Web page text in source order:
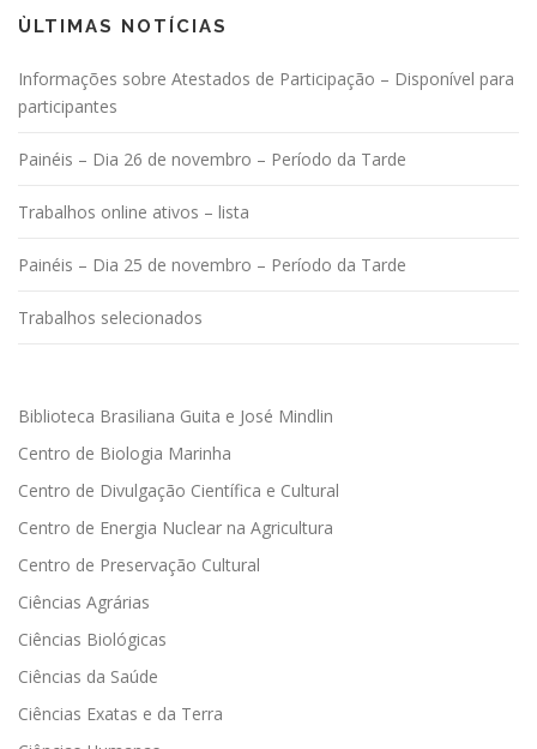
ÙLTIMAS NOTÍCIAS
Informações sobre Atestados de Participação – Disponível para
participantes
Painéis – Dia 26 de novembro – Período da Tarde
Trabalhos online ativos – lista
Painéis – Dia 25 de novembro – Período da Tarde
Trabalhos selecionados
Biblioteca Brasiliana Guita e José Mindlin
Centro de Biologia Marinha
Centro de Divulgação Científica e Cultural
Centro de Energia Nuclear na Agricultura
Centro de Preservação Cultural
Ciências Agrárias
Ciências Biológicas
Ciências da Saúde
Ciências Exatas e da Terra